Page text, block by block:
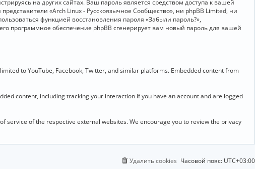
на других сайтах. Ваш пароль является средством доступа к вашей
«Arch Linux - Русскоязычное Сообщество», ни phpBB Limited, ни
функцией восстановления пароля «Забыли пароль?»,
программное обеспечение phpBB сгенерирует вам новый пароль для вашей
to YouTube, Facebook, Twitter, and similar platforms. Embedded content from
content, including tracking your interaction if you have an account and are logged
service of the respective external websites. We encourage you to review the privacy
Часовой пояс: UTC+03:00
Удалить cookies